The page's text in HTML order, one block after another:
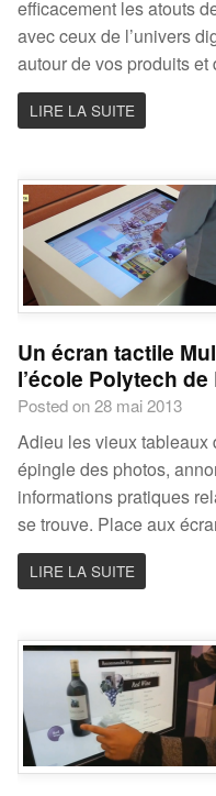
efficacement les atouts
avec ceux de l’univers
autour de vos produits
LIRE LA SUITE
Un écran tactile
l’école Polytech de
Posted on 28 mai 2013
Adieu les vieux tableaux
épingle des photos,
informations pratiques
se trouve. Place aux
LIRE LA SUITE